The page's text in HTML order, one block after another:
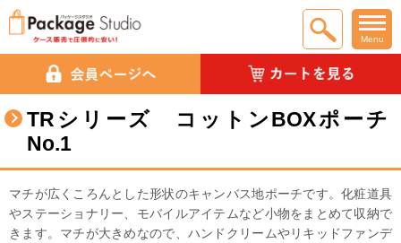
Menu
TRシリーズ コットンBOXポーチ
No.1
マチが広くころんとした形状のキャンバス地ポーチです。化粧道具
やステーショナリー、モバイルアイテムなど小物をまとめて収納で
きます。マチが大きめなので、ハンドクリームやリキッドファンデ